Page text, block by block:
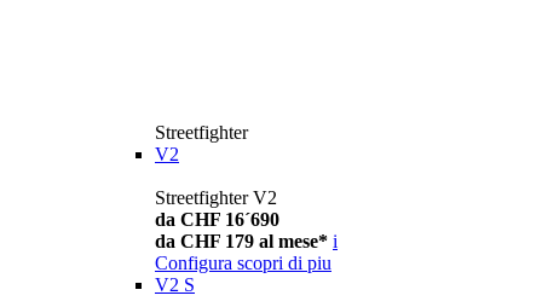
Streetfighter
V2
Streetfighter V2
da CHF 16´690
da CHF 179 al mese* i
Configura scopri di piu
V2 S